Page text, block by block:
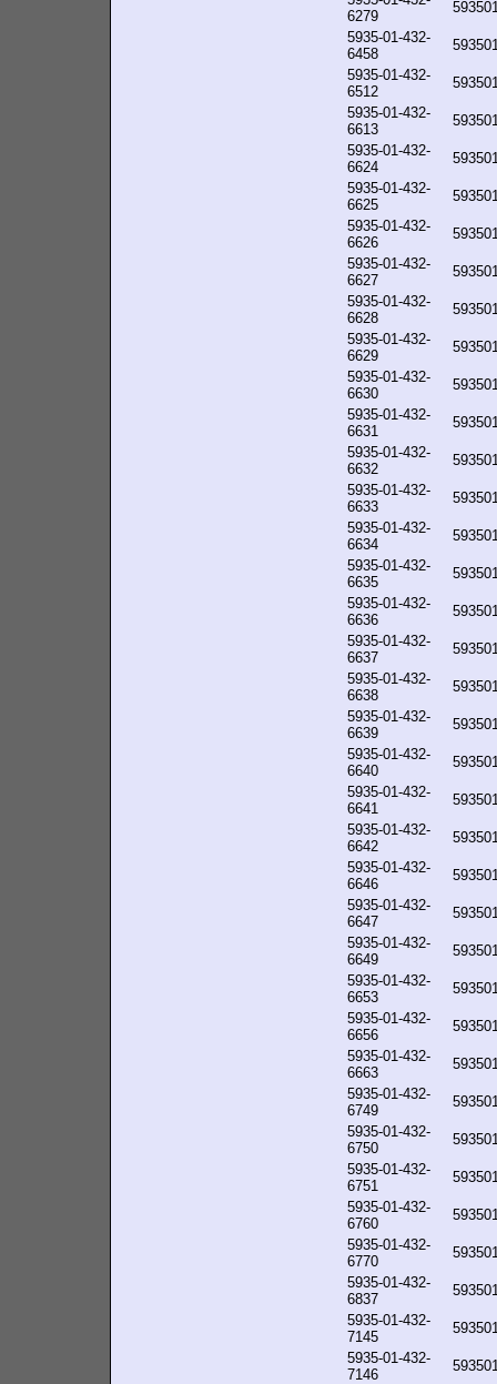
6279
5935-01-432-
6458
5935-01-432-
6512
5935-01-432-
6613
5935-01-432-
6624
5935-01-432-
6625
5935-01-432-
6626
5935-01-432-
6627
5935-01-432-
6628
5935-01-432-
6629
5935-01-432-
6630
5935-01-432-
6631
5935-01-432-
6632
5935-01-432-
6633
5935-01-432-
6634
5935-01-432-
6635
5935-01-432-
6636
5935-01-432-
6637
5935-01-432-
6638
5935-01-432-
6639
5935-01-432-
6640
5935-01-432-
6641
5935-01-432-
6642
5935-01-432-
6646
5935-01-432-
6647
5935-01-432-
6649
5935-01-432-
6653
5935-01-432-
6656
5935-01-432-
6663
5935-01-432-
6749
5935-01-432-
6750
5935-01-432-
6751
5935-01-432-
6760
5935-01-432-
6770
5935-01-432-
6837
5935-01-432-
7145
5935-01-432-
7146